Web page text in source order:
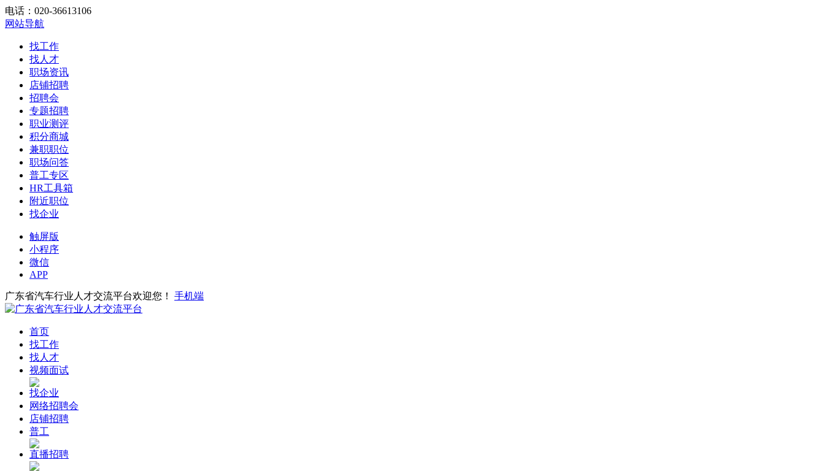
电话：020-36613106
网站导航
找工作
找人才
职场资讯
店铺招聘
招聘会
专题招聘
职业测评
积分商城
兼职职位
职场问答
普工专区
HR工具箱
附近职位
找企业
触屏版
小程序
微信
APP
广东省汽车行业人才交流平台欢迎您！ 手机端
首页
找工作
找人才
视频面试
找企业
网络招聘会
店铺招聘
普工
直播招聘